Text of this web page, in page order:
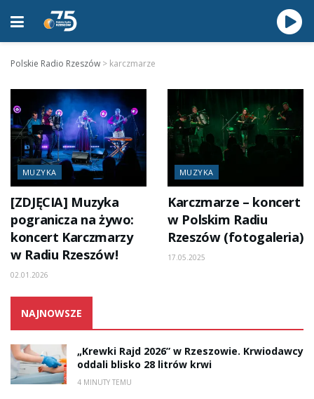
Polskie Radio Rzeszów > karczmarze
MUZYKA
[ZDJĘCIA] Muzyka
pogranicza na żywo:
koncert Karczmarzy
w Radiu Rzeszów!
02.01.2026
MUZYKA
Karczmarze – koncert
w Polskim Radiu
Rzeszów (fotogaleria)
17.05.2025
NAJNOWSZE
„Krewki Rajd 2026” w Rzeszowie. Krwiodawcy
oddali blisko 28 litrów krwi
4 MINUTY TEMU